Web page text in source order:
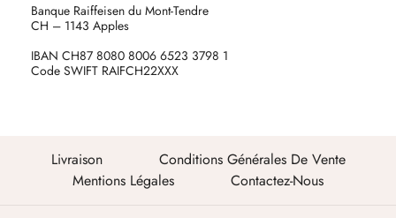
Banque Raiffeisen du Mont-Tendre
CH – 1143 Apples
IBAN CH87 8080 8006 6523 3798 1
Code SWIFT RAIFCH22XXX
Livraison
Conditions Générales De Vente
Mentions Légales
Contactez-Nous